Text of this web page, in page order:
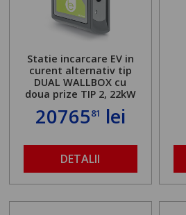
Statie incarcare EV in
curent alternativ tip
DUAL WALLBOX cu
doua prize TIP 2, 22kW
2076581 lei
DETALII